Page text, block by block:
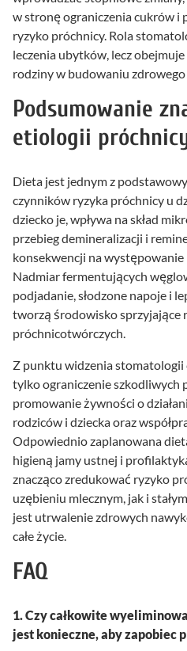
w stronę ograniczenia cukrów i
ryzyko próchnicy. Rola
leczenia ubytków, lecz
rodziny w budowaniu
Podsumowanie
etiologii
Dieta jest jednym z
czynników ryzyka próchnicy u
dziecko je, wpływa na skład
przebieg demineralizacji i
konsekwencji na
Nadmiar fermentujących
podjadanie, słodzone napoje i
tworzą środowisko sprzyjające
próchnicotwórczych.
Z punktu widzenia stomatologii
tylko ograniczenie szkodliwych
promowanie żywności o
rodziców i dziecka oraz
Odpowiednio zaplanowana
higieną jamy ustnej i
znacząco zredukować ryzyko
uzębieniu mlecznym, jak i
jest utrwalenie zdrowych
całe życie.
FAQ
1. Czy całkowite
jest konieczne, aby zapobiec